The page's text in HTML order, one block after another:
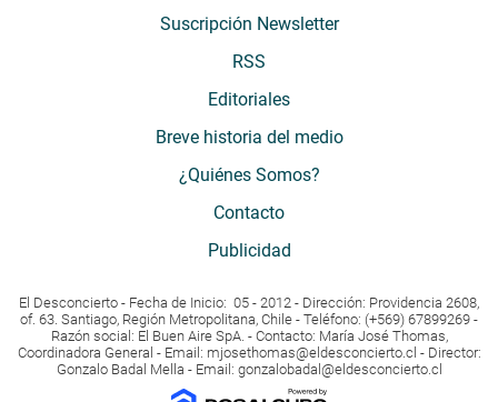
Suscripción Newsletter
RSS
Editoriales
Breve historia del medio
¿Quiénes Somos?
Contacto
Publicidad
El Desconcierto - Fecha de Inicio: 05 - 2012 - Dirección: Providencia 2608,
of. 63. Santiago, Región Metropolitana, Chile - Teléfono: (+569) 67899269 -
Razón social: El Buen Aire SpA. - Contacto: María José Thomas,
Coordinadora General - Email: mjosethomas@eldesconcierto.cl - Director:
Gonzalo Badal Mella - Email: gonzalobadal@eldesconcierto.cl